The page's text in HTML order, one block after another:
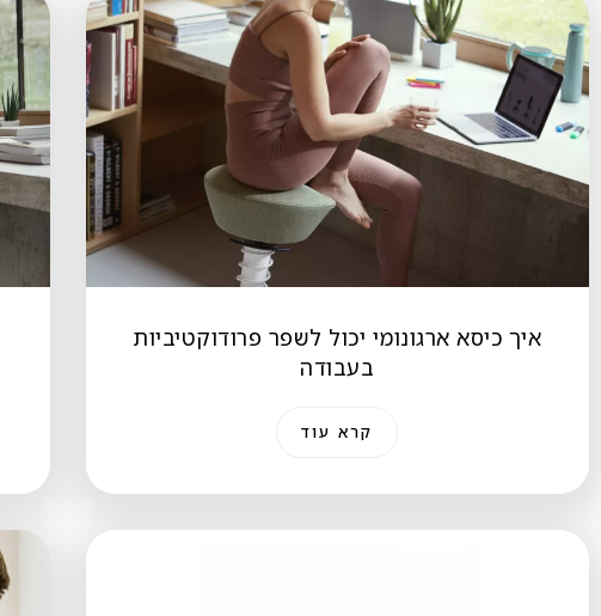
איך כיסא ארגונומי יכול לשפר פרודוקטיביות
בעבודה
קרא עוד